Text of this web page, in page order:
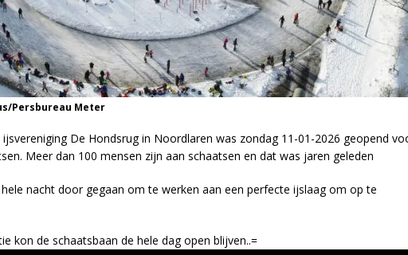
Persbureau Meter
ijsvereniging De Hondsrug in Noordlaren was zondag 11-01-2026 geopend
Meer dan 100 mensen zijn aan schaatsen en dat was jaren geleden
nacht door gegaan om te werken aan een perfecte ijslaag om op te
kon de schaatsbaan de hele dag open blijven..=